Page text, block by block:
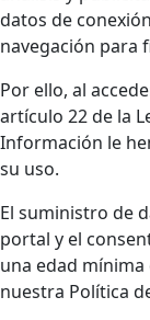
datos de
navegación para
Por ello, al
artículo 22 de la
Información le
su uso.
El suministro de
portal y el
una edad mínima
nuestra Política